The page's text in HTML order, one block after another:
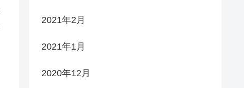
2021年2月
2021年1月
2020年12月